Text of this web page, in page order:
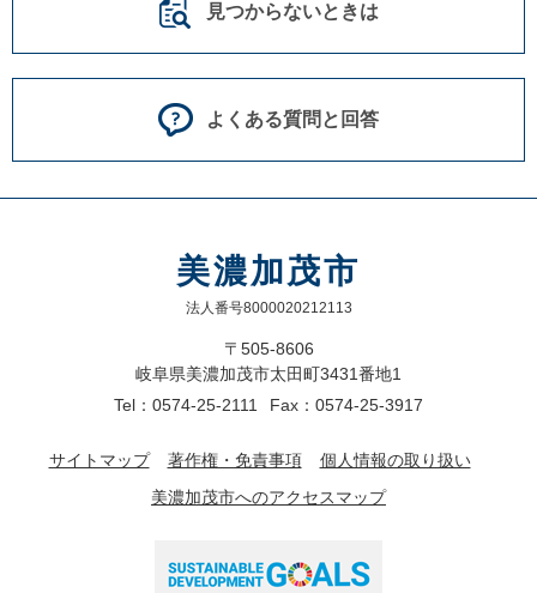
見つからないときは
よくある質問と回答
美濃加茂市
法人番号8000020212113
〒505-8606
岐阜県美濃加茂市太田町3431番地1
Tel：0574-25-2111
Fax：0574-25-3917
サイトマップ 著作権・免責事項
個人情報の取り扱い
美濃加茂市へのアクセスマップ